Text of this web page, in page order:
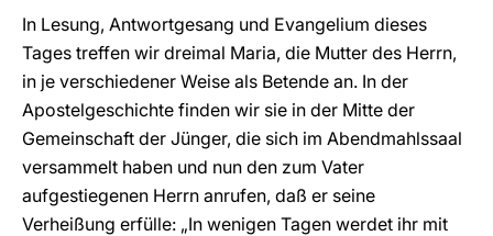
In Lesung, Antwortgesang und Evangelium dieses
Tages treffen wir dreimal Maria, die Mutter des Herrn,
in je verschiedener Weise als Betende an. In der
Apostelgeschichte finden wir sie in der Mitte der
Gemeinschaft der Jünger, die sich im Abendmahlssaal
versammelt haben und nun den zum Vater
aufgestiegenen Herrn anrufen, daß er seine
Verheißung erfülle: „In wenigen Tagen werdet ihr mit